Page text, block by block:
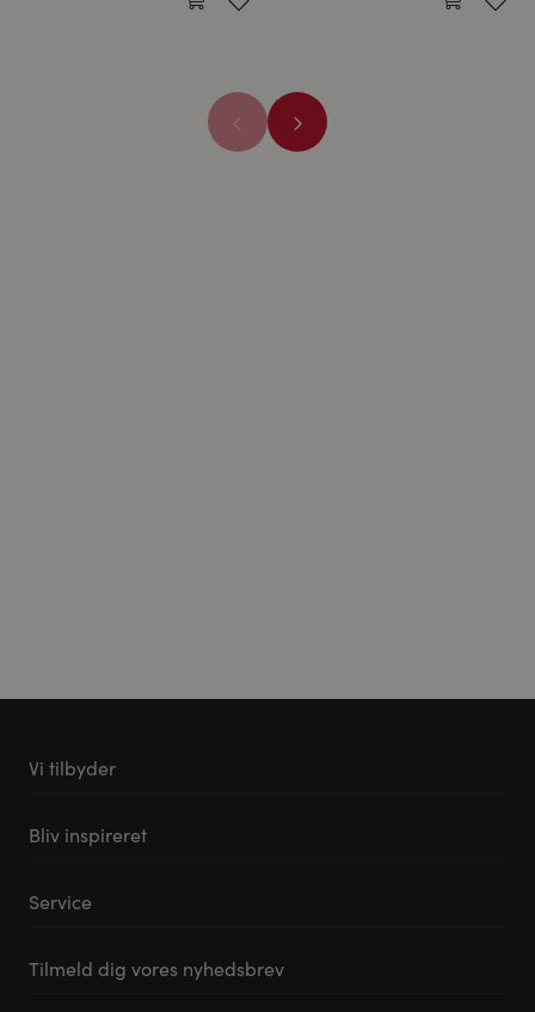
Vi tilbyder
Køkkener
Tilbehør og reservedele
Bliv inspireret
Service
Leveringsmuligheder
Tilmeld dig vores nyhedsbrev